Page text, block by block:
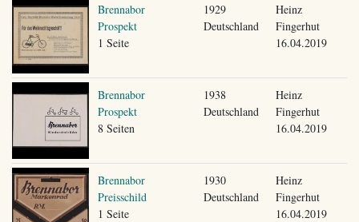
Brennabor
Prospekt
1 Seite
1929
Deutschland
Heinz
Fingerhut
16.04.2019
Brennabor
Prospekt
8 Seiten
1938
Deutschland
Heinz
Fingerhut
16.04.2019
Brennabor
Preisschild
1 Seite
1930
Deutschland
Heinz
Fingerhut
16.04.2019